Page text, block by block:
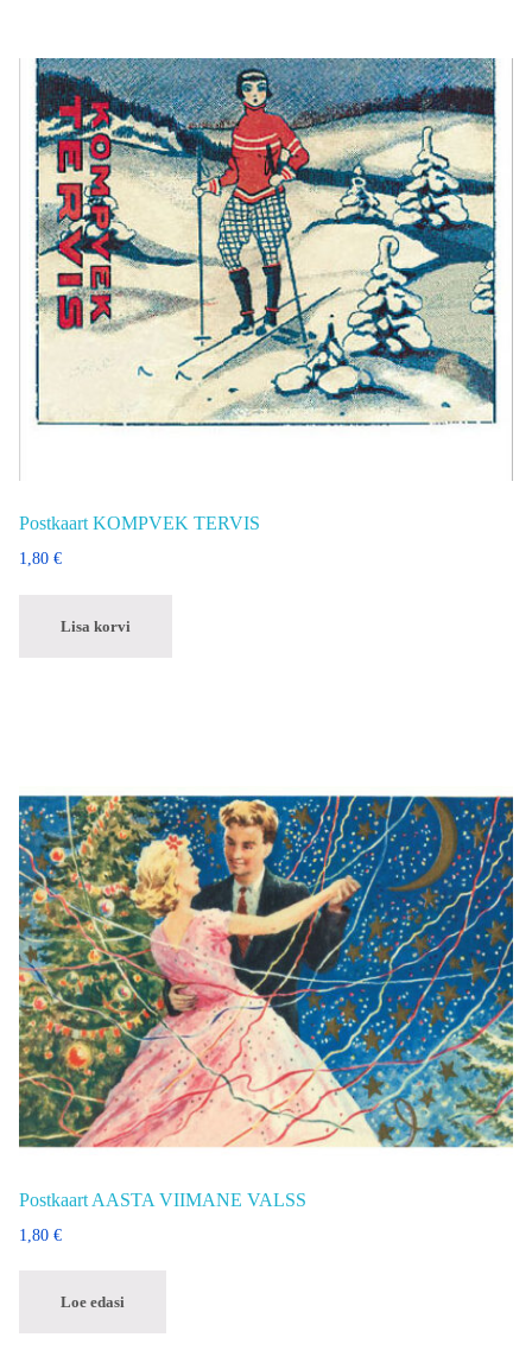
Postkaart KOMPVEK TERVIS
1,80 €
Lisa korvi
Postkaart AASTA VIIMANE VALSS
1,80 €
Loe edasi